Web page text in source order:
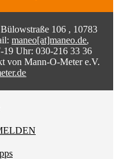
106 , 10783
maneo[at]maneo.de,
19 Uhr: 030-216 33 36
von Mann-O-Meter e.V.